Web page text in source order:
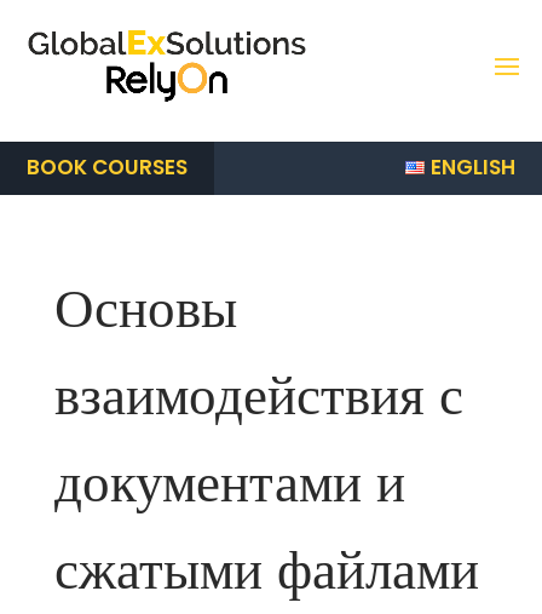
BOOK COURSES ENGLISH
Основы
взаимодействия с
документами и
сжатыми файлами